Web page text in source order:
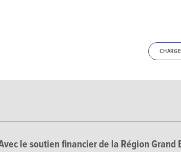
le soutien financier de la Région Grand